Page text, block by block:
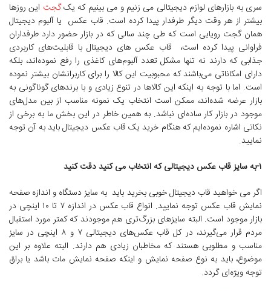
سری به بازارهای لوازم دیجیتالی می زنیم و می بینیم که یکگجت این روزها
بیشتر از هر وقت دیگر طرفدار پیدا کرده است. قاب عکس یا آلبوم دیجیتال
همان گجت رویایی است که طی چند سالی که در بازار حضور دارد طرفداران
فراوانی پیدا کرده است، قاب عکس های دیجیتال با قابلیت‌های کاربردی
جذابی که دارند نه تنها مشکل تعدد آلبوم‌های کاغذی را رفع نموده‌اند، بلکه
دارای امکاناتی می‌باشند که محبوبیت این کالا را برای کاربرانشان بیشتر نموده
است. اما با توجه به اینکه این کالاها در تنوع زیادی و با برندهای گوناگونی به
بازار عرضه شده‌اند، ممکن است انتخاب یک نمونه مناسب از بین مدل‌های
موجود در بازار کار ساده‌ای نباشد. به همین خاطر در این بخش ما به برخی از
نکاتی اشاره نموده‌ایم که هنگام خرید یک قاب عکس دیجیتال باید به آن توجه
نمایید.
۱-به سایز قاب عکس دیجیتالی که انتخاب می کنید دقت کنید
اگر می خواهید قاب دیجیتال خوبی بخرید باید به سایز دستگاه و اندازه صفحه
نمایش قاب عکس توجه نمایید. انواع قاب عکس در اندازه ۷ تا ۱۰ اینچی در
بازار موجود است. البته سایزهای بزرگ‌تری هم موجودند که کمتر مورد استقبال
مردم قرار می‌گیرند، در کل قاب عکس‌های دیجیتالی ۷ و ۸ اینچی در سایز
مناسب و مطلوبی هستند که مخاطبان زیادی هم دارند. البته علاوه بر این
موضوع، باید به نوع صفحه نمایش و اینکه صفحه نمایش مات باشد یا براق
توجه ویژه‌ای گردد.